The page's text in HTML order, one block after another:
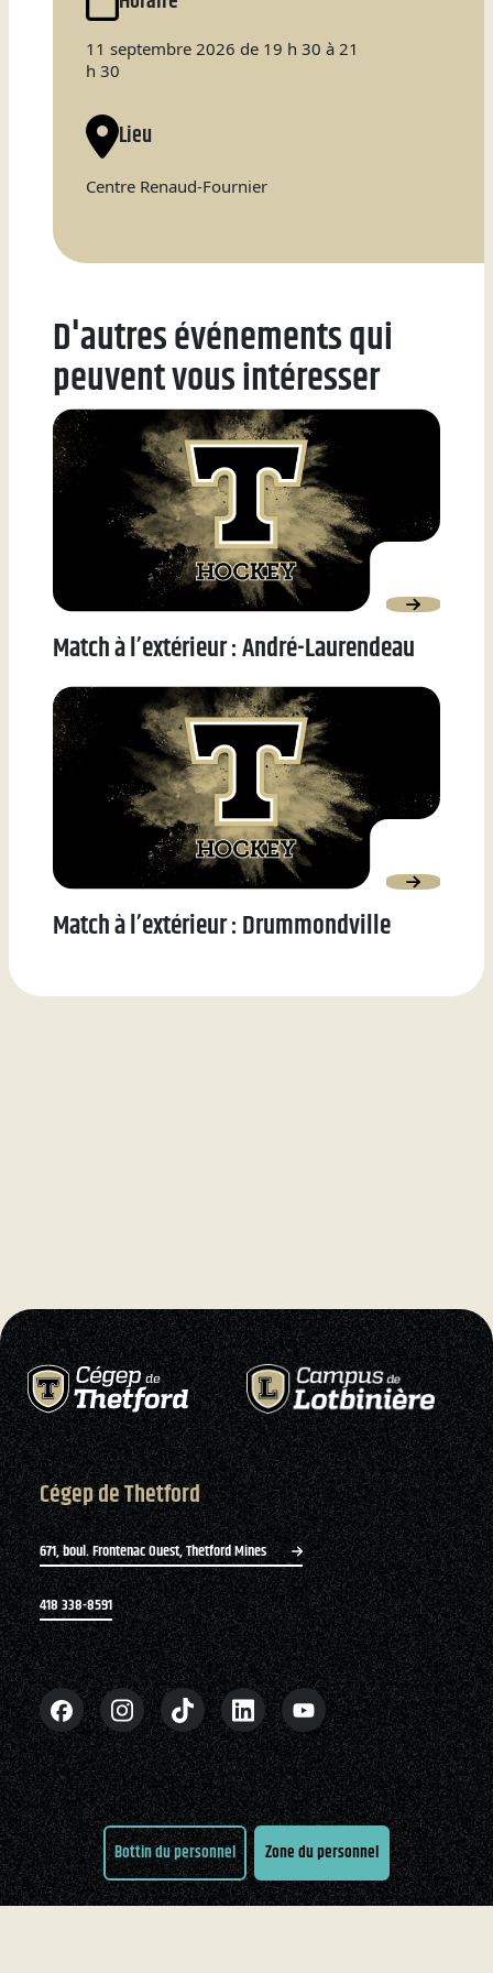
Natation
Badminton
11 septembre 2026 de 19 h 30 à 21
h 30
Lieu
Centre Renaud-Fournier
D'autres événements qui
peuvent vous intéresser
Match à l’extérieur : André-Laurendeau
Match à l’extérieur : Drummondville
Cégep de Thetford
671, boul. Frontenac Ouest, Thetford Mines
418 338-8591
Bottin du personnel Zone du personnel